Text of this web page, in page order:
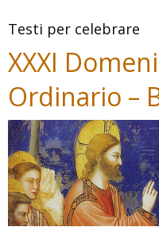
Testi per celebrare
XXXI
Ordinario –